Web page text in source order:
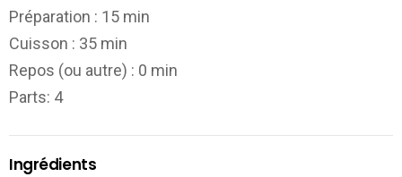
Préparation : 15 min
Cuisson : 35 min
Repos (ou autre) : 0 min
Parts: 4
Ingrédients